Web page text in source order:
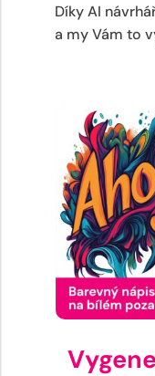
Díky AI
a my Vám to